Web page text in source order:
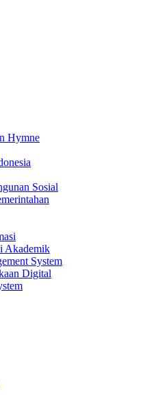
Hymne
Sosial
Akademik
System
Digital